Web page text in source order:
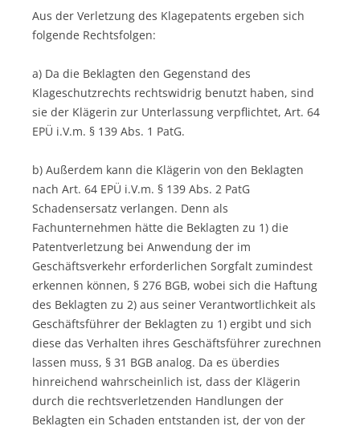
Aus der Verletzung des Klagepatents ergeben sich
folgende Rechtsfolgen:
a) Da die Beklagten den Gegenstand des
Klageschutzrechts rechtswidrig benutzt haben, sind
sie der Klägerin zur Unterlassung verpflichtet, Art. 64
EPÜ i.V.m. § 139 Abs. 1 PatG.
b) Außerdem kann die Klägerin von den Beklagten
nach Art. 64 EPÜ i.V.m. § 139 Abs. 2 PatG
Schadensersatz verlangen. Denn als
Fachunternehmen hätte die Beklagten zu 1) die
Patentverletzung bei Anwendung der im
Geschäftsverkehr erforderlichen Sorgfalt zumindest
erkennen können, § 276 BGB, wobei sich die Haftung
des Beklagten zu 2) aus seiner Verantwortlichkeit als
Geschäftsführer der Beklagten zu 1) ergibt und sich
diese das Verhalten ihres Geschäftsführer zurechnen
lassen muss, § 31 BGB analog. Da es überdies
hinreichend wahrscheinlich ist, dass der Klägerin
durch die rechtsverletzenden Handlungen der
Beklagten ein Schaden entstanden ist, der von der